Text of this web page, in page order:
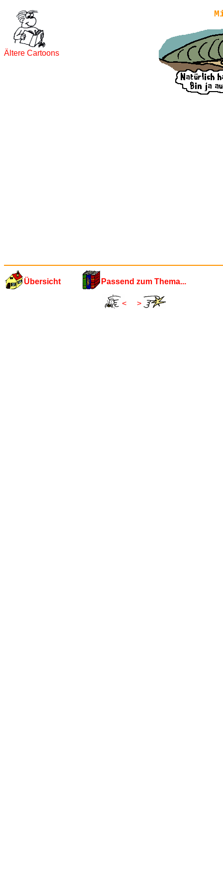
Ältere Cartoons
Übersicht Passend zum Thema...
< >